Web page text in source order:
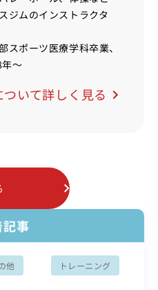
ジムのインストラクタ
スポーツ医療学科卒業、
〜
ついて詳しく見る
事
他 トレーニング